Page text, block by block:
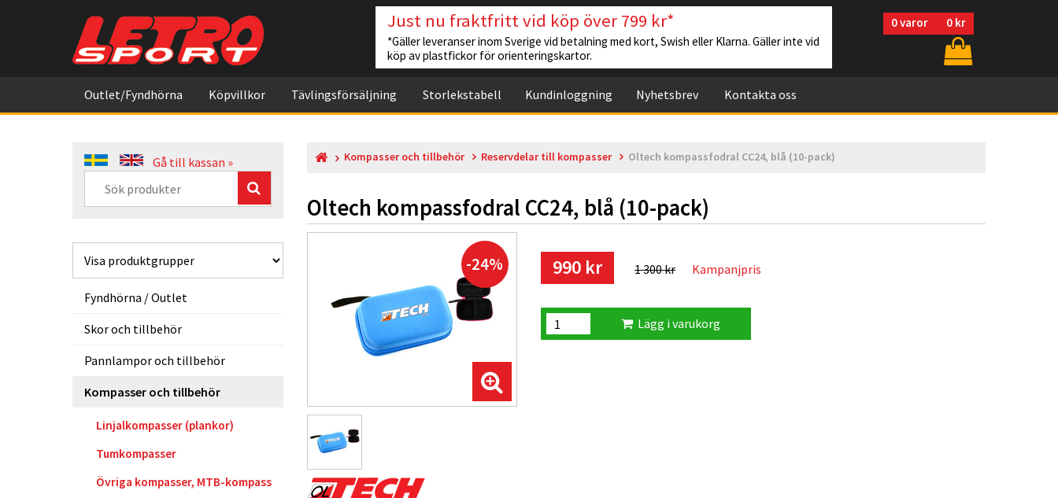
0varor 0 kr
Just nu fraktfritt vid köp över 799 kr*
*Gäller leveranser inom Sverige vid betalning med kort, Swish eller Klarna. Gäller inte vid
köp av plastfickor för orienteringskartor.
Outlet/Fyndhörna Köpvillkor Tävlingsförsäljning Storlekstabell Kundinloggning Nyhetsbrev Kontakta oss
Gå till kassan »
Fyndhörna / Outlet
Skor och tillbehör
Pannlampor och tillbehör
Kompasser och tillbehör
Linjalkompasser (plankor)
Tumkompasser
Övriga kompasser, MTB-kompass
Kompasser och tillbehör Reservdelar till kompasser Oltech kompassfodral CC24, blå (10-pack)
Oltech kompassfodral CC24, blå (10-pack)
-24% 990 kr 1 300 kr Kampanjpris
Lägg i varukorg